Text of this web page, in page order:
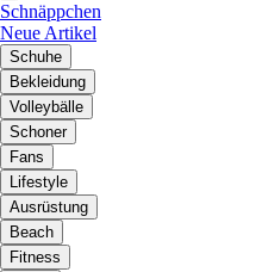
Schnäppchen
Neue Artikel
Schuhe
Bekleidung
Volleybälle
Schoner
Fans
Lifestyle
Ausrüstung
Beach
Fitness